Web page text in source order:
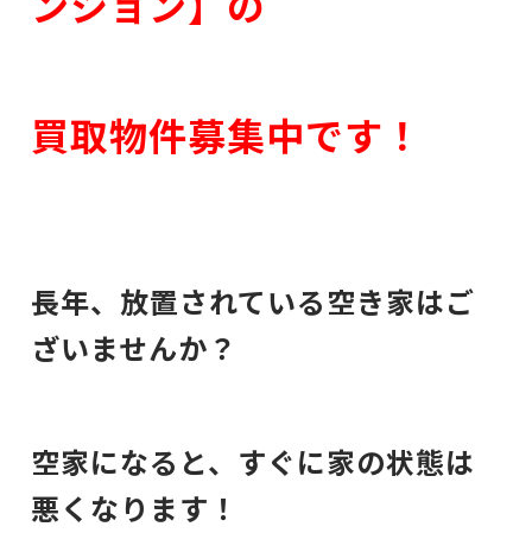
買取物件募集中です！
長年、放置されている空き家はご
ざいませんか？
空家になると、すぐに家の状態は
悪くなります！